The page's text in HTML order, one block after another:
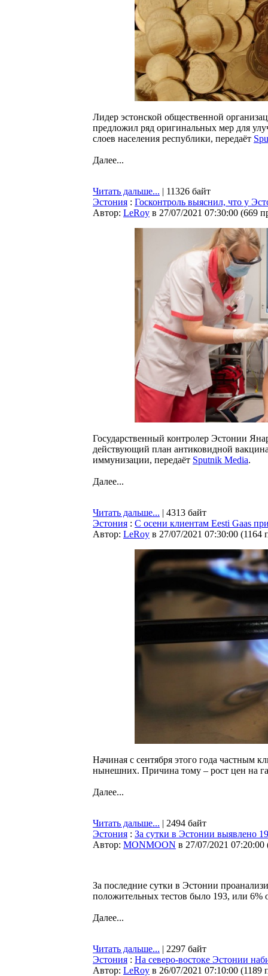
Лидер эстонской общественной
предложил ряд оригинальных мер для
слоев населения республики, передаёт
Далее...
Читать дальше... | 11326 байт
Эстония : Госконтроль выяснил, что у
Автор: LeRoy в 27/07/2021 07:30:00 (669
Государственный контролер Эстонии
действующий план антиковидной
иммунизации, передаёт Sputnik Media.
Далее...
Читать дальше... | 4313 байт
Эстония : С осени клиентам Eesti Gaas
Автор: LeRoy в 27/07/2021 07:30:00 (1164
Начиная с сентября этого года частным
нынешних. Причина тому – рост цен на
Далее...
Читать дальше... | 2494 байт
Эстония : За сутки в Эстонии выявлено
Автор: MONMOON в 27/07/2021 07:20:00
За последние сутки в Эстонии
положительных тестов было 193, или 6%
Далее...
Читать дальше... | 2297 байт
Эстония : На северо-востоке Эстонии
Автор: LeRoy в 26/07/2021 07:10:00 (1189